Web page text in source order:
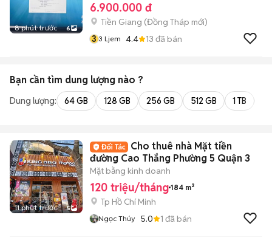
8 phút trước 6
6.900.000 đ
Tiền Giang (Đồng Tháp mới)
3 3 Ljem 4.4 13 đã bán
Bạn cần tìm dung lượng nào ?
Dung lượng: 64 GB 128 GB 256 GB 512 GB 1 TB
11 phút trước 5
Cho thuê nhà Mặt tiền
đường Cao Thắng Phường 5 Quận 3
Mặt bằng kinh doanh
120 triệu/tháng 184 m²
Tp Hồ Chí Minh
Ngọc Thúy 5.0 1 đã bán